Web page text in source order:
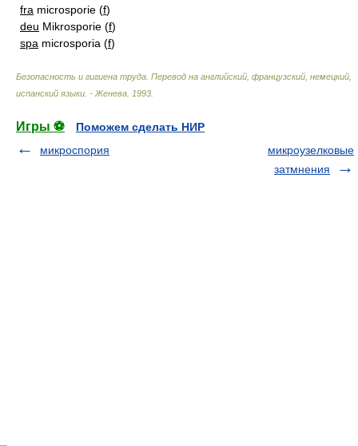
fra microsporie (f)
deu Mikrosporie (f)
spa microsporia (f)
Безопасность и гигиена труда. Перевод на английский, французский, немецкий,
испанский языки. - Женева 1993
Игры ⚽
Поможем сделать НИР
микроспория
микроузелковые
затмнения